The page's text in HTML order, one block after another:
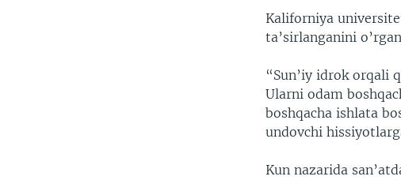
Kaliforniya
ta’sirlanganini
“Sun’iy idrok orqali
Ularni odam
boshqacha ishlata
undovchi
Kun nazarida